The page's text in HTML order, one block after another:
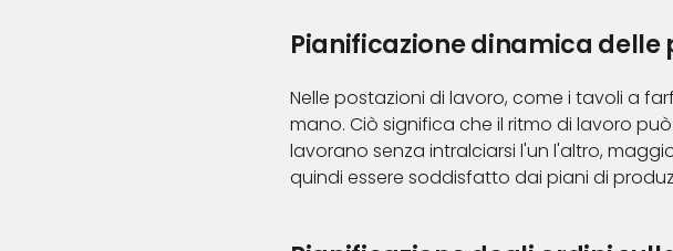
Pianificazione dinamica delle
Nelle postazioni di lavoro, come i tavoli a
mano. Ciò significa che il ritmo di lavoro
lavorano senza intralciarsi l'un l'altro,
quindi essere soddisfatto dai piani di